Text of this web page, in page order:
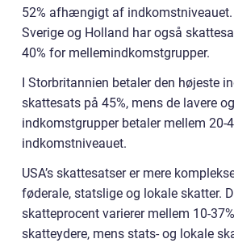
52% afhængigt af
Sverige og Holland har også
40% for mellemindkomstgrupper.
I Storbritannien betaler den højeste
skattesats på 45%, mens de lavere
indkomstgrupper betaler mellem
indkomstniveauet.
USA’s skattesatser er mere
føderale, statslige og lokale skatter.
skatteprocent varierer mellem 10-
skatteydere, mens stats- og lokale